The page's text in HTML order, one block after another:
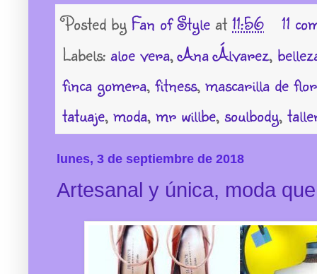
Posted by Fan of Style at 11:56
11
Labels: aloe vera,Ana Álvarez,
finca gomera, fitness, mascarilla de
tatuaje, moda, mr willbe, soulbody,
lunes, 3 de septiembre de 2018
Artesanal y única, moda